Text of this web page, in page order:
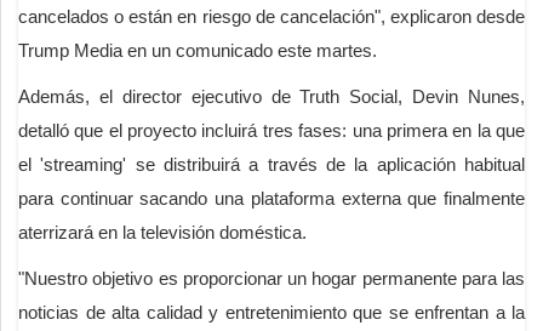
cancelados o están en riesgo de cancelación", explicaron desde
Trump Media en un comunicado este martes.
Además, el director ejecutivo de Truth Social, Devin Nunes,
detalló que el proyecto incluirá tres fases: una primera en la que
el 'streaming' se distribuirá a través de la aplicación habitual
para continuar sacando una plataforma externa que finalmente
aterrizará en la televisión doméstica.
"Nuestro objetivo es proporcionar un hogar permanente para las
noticias de alta calidad y entretenimiento que se enfrentan a la